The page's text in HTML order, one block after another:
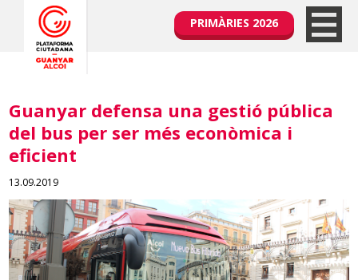
PRIMÀRIES 2026
Guanyar defensa una gestió pública
del bus per ser més econòmica i
eficient
13.09.2019